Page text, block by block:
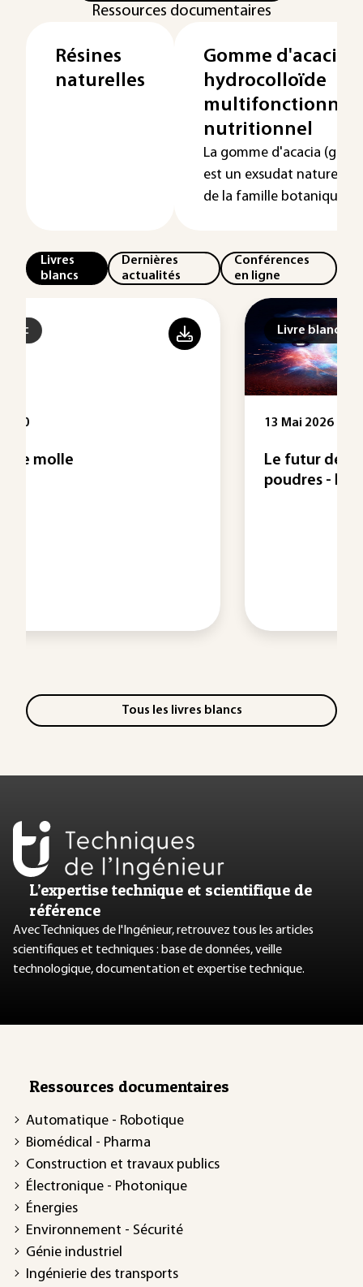
Ressources documentaires
Résines
naturelles
Gomme d'acacia,
hydrocolloïde
multifonctionnel
nutritionnel
La gomme d'acacia
est un exsudat naturel
de la famille botanique
Livres
blancs
Dernières
actualités
Conférences
en ligne
Le futur de la dispersion des
poudres - Nouveau livre ...
Tous les livres blancs
L’expertise technique et scientifique de
référence
Avec Techniques de l'Ingénieur, retrouvez tous les articles
scientifiques et techniques : base de données, veille
technologique, documentation et expertise technique.
Ressources documentaires
Automatique - Robotique
Biomédical - Pharma
Construction et travaux publics
Électronique - Photonique
Énergies
Environnement - Sécurité
Génie industriel
Ingénierie des transports